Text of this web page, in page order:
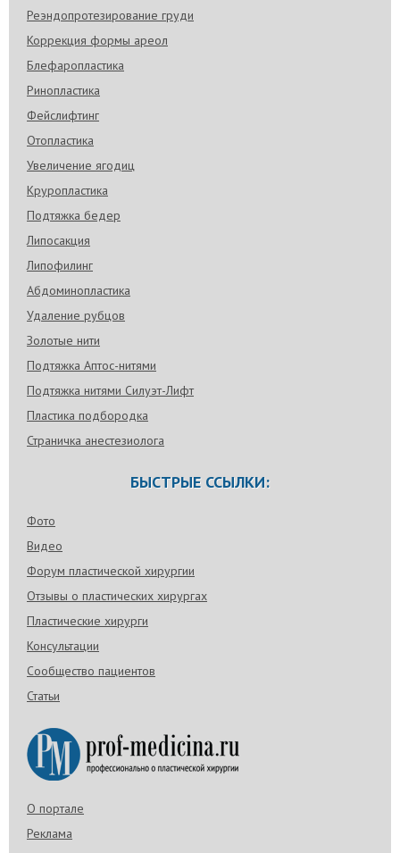
Реэндопротезирование груди
Коррекция формы ареол
Блефаропластика
Ринопластика
Фейслифтинг
Отопластика
Увеличение ягодиц
Круропластика
Подтяжка бедер
Липосакция
Липофилинг
Абдоминопластика
Удаление рубцов
Золотые нити
Подтяжка Аптос-нитями
Подтяжка нитями Силуэт-Лифт
Пластика подбородка
Страничка анестезиолога
БЫСТРЫЕ ССЫЛКИ:
Фото
Видео
Форум пластической хирургии
Отзывы о пластических хирургах
Пластические хирурги
Консультации
Сообщество пациентов
Статьи
О портале
Реклама